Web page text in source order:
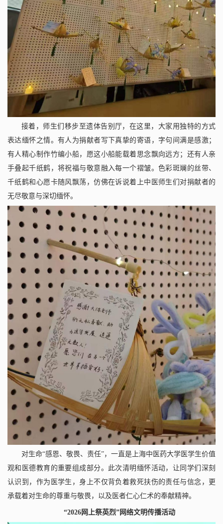
接着，师生们移步至遗体告别厅，在这里，大家用独特的方式
表达缅怀之情。有人为捐献者写下真挚的寄语，字句间满是感激；
有人精心制作竹编小船，愿这小船能载着思念飘向远方；还有人亲
手叠起千纸鹤，将祝福与敬意融入每一个褶皱。色彩斑斓的丝带、
千纸鹤和心愿卡随风飘荡，仿佛在诉说着上中医师生们对捐献者的
无尽敬意与深切缅怀。
对生命“感恩、敬畏、责任”，一直是上海中医药大学医学生价值
观和医德教育的重要组成部分。此次清明缅怀活动，让同学们深刻
认识到，作为医学生，身上不仅背负着救死扶伤的责任与信念，更
承载着对生命的尊重与敬畏，以及医者仁心仁术的奉献精神。
“2026网上祭英烈”网络文明传播活动